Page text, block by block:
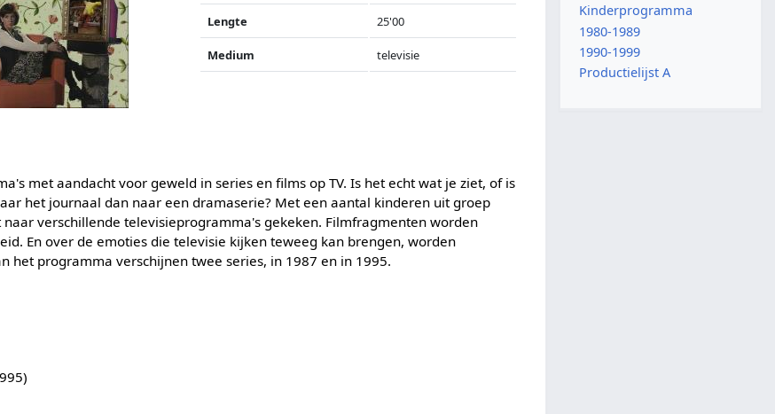
Lengte 25'00
Medium televisie
met aandacht voor geweld in series en films op TV. Is het echt wat je ziet, of is
het journaal dan naar een dramaserie? Met een aantal kinderen uit groep
naar verschillende televisieprogramma's gekeken. Filmfragmenten worden
En over de emoties die televisie kijken teweeg kan brengen, worden
het programma verschijnen twee series, in 1987 en in 1995.
Kinderprogramma
1980-1989
1990-1999
Productielijst A